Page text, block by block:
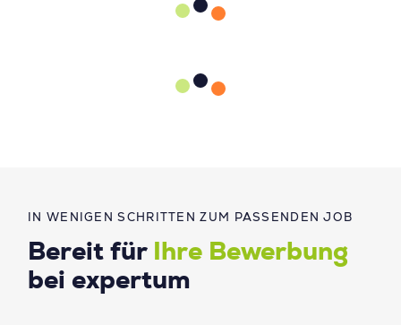
IN WENIGEN SCHRITTEN ZUM PASSENDEN JOB
Bereit für
Ihre Bewerbung
bei expertum